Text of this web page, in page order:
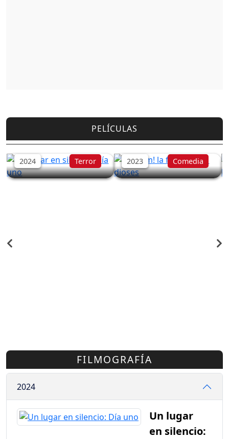
PELÍCULAS
Un lugar en silencio:
Día uno
2024 Terror
Shazam! la furia de los
dioses
2023 Comedia
FILMOGRAFÍA
2024
Un lugar
en silencio: